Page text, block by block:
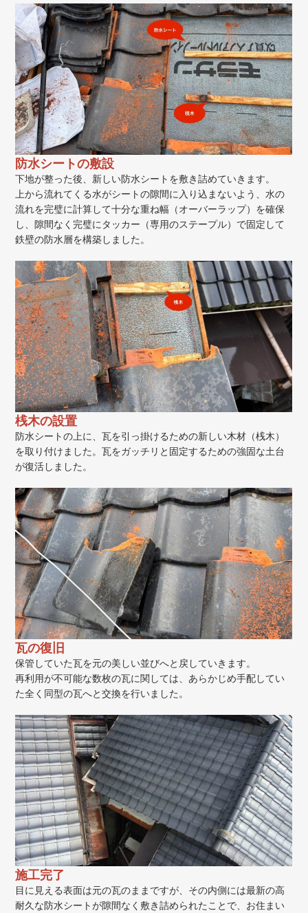
防水シートの敷設
下地が整った後、新しい防水シートを敷き詰めていきます。
上から流れてくる水がシートの隙間に入り込まないよう、水の
流れを完璧に計算して十分な重ね幅（オーバーラップ）を確保
し、隙間なく完璧にタッカー（専用のステープル）で固定して
鉄壁の防水層を構築しました。
桟木の設置
防水シートの上に、瓦を引っ掛けるための新しい木材（桟木）
を取り付けました。瓦をガッチリと固定するための強固な土台
が復活しました。
瓦の復旧
保管していた瓦を元の美しい並びへと戻していきます。
再利用が不可能な数枚の瓦に関しては、あらかじめ手配してい
た全く同型の瓦へと交換を行いました。
施工完了
目に見える表面は元の瓦のままですが、その内側には最新の高
耐久な防水シートが隙間なく敷き詰められたことで、お住まい